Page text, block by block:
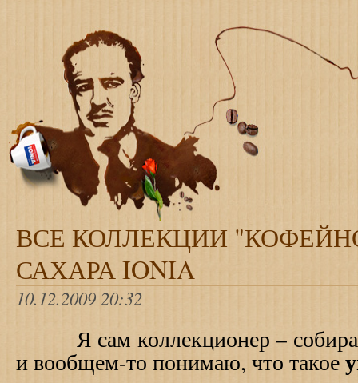
ВСЕ КОЛЛЕКЦИИ
САХАРА IONIA
10.12.2009 20:32
Я сам коллекционер –
и вообщем-то понимаю, что такое